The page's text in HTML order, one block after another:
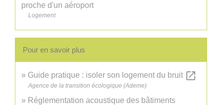
proche d'un aéroport
Logement
Pour en savoir plus
Guide pratique : isoler son logement du bruit open_in_new
Agence de la transition écologique (Ademe)
Réglementation acoustique des bâtiments